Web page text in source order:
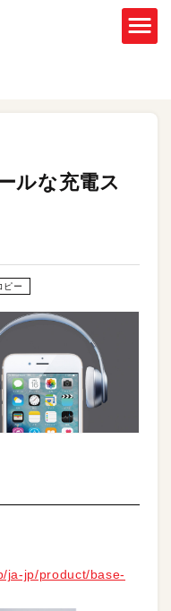
ルな充電ス
ピー
ja-jp/product/base-